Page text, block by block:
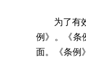
为了有
例》。《条
面。《条例